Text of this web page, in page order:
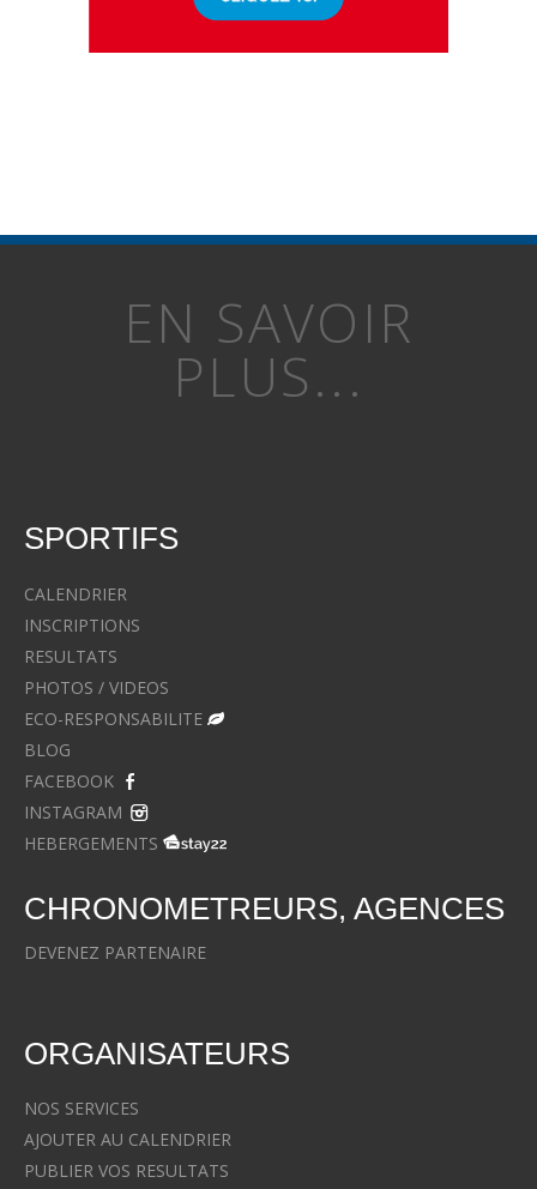
EN SAVOIR
PLUS...
SPORTIFS
CALENDRIER
INSCRIPTIONS
RESULTATS
PHOTOS / VIDEOS
ECO-RESPONSABILITE
BLOG
FACEBOOK
INSTAGRAM
HEBERGEMENTS
CHRONOMETREURS, AGENCES
DEVENEZ PARTENAIRE
ORGANISATEURS
NOS SERVICES
AJOUTER AU CALENDRIER
PUBLIER VOS RESULTATS